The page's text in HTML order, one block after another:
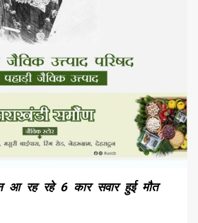
आ रह रहे 6 कार सवार हुई मौत